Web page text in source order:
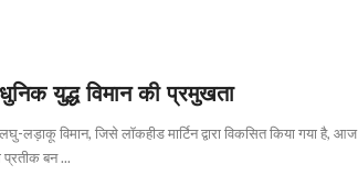
युद्ध विमान की प्रमुखता
लड़ाकू विमान, जिसे लॉकहीड मार्टिन द्वारा विकसित किया गया है, आज
बन ...